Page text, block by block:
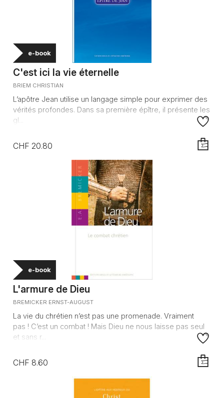
e-book
C'est ici la vie éternelle
BRIEM CHRISTIAN
L’apôtre Jean utilise un langage simple pour exprimer des
vérités profondes. Dans sa première épître, il présente les
gl...
CHF 20.80
e-book
L'armure de Dieu
BREMICKER ERNST-AUGUST
La vie du chrétien n’est pas une promenade. Vraiment
pas ! C’est un combat ! Mais Dieu ne nous laisse pas seul
et sans r...
CHF 8.60